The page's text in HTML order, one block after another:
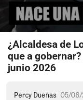
¿Alcaldesa de
que a
junio 2026
Percy Dueñas 05/06/